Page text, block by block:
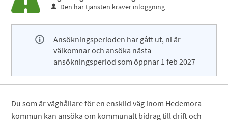
kommun
Den här tjänsten kräver inloggning
Ansökningsperioden har gått ut, ni är
välkomnar och ansöka nästa
ansökningsperiod som öppnar 1 feb 2027
Du som är väghållare för en enskild väg inom Hedemora
kommun kan ansöka om kommunalt bidrag till drift och